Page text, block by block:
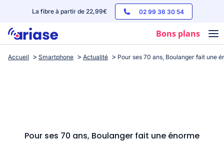
La fibre à partir de 22,99€ 02 99 36 30 54
Bons plans
Box internet
Accueil Smartphone Actualité Pour ses 70 ans, Boulanger fait une
Pour ses 70 ans, Boulanger fait une énorme